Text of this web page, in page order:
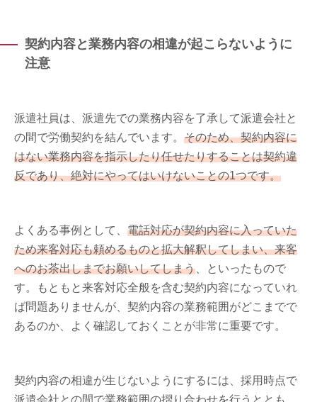
契約内容と業務内容の相違が起こらないように
注意
派遣社員は、派遣先での業務内容を了承して派遣会社と
の間で労働契約を結んでいます。 そのため、契約内容に
はない業務内容を指示したり任せたりすることは契約違
反であり、絶対にやってはいけないことの1つです。
よくある事例として、 電話対応が契約内容に入っていた
ため来客対応も頼めるものと拡大解釈してしまい、来客
へのお茶出しまでお願いしてしまう 、といったもので
す。もともと来客対応全般を含む契約内容になっていれ
ば問題ありませんが、契約内容の業務範囲がどこまでで
あるのか、よく確認しておくことが非常に重要です。
契約内容の相違が生じないようにするには、採用時点で
派遣会社との間で業務範囲の摺り合わせを行うととも